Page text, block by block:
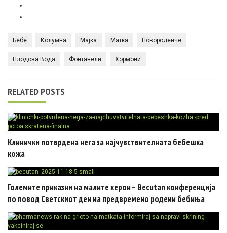
Бебе Колумна Мајка Матка Новороденче
Плодова Вода Фонтанели Хормони
RELATED POSTS
Клинички потврдена нега за најчувствителната бебешка
кожа
Големите приказни на малите херои – Becutan конференција
по повод Светскиот ден на предвремено родени бебиња